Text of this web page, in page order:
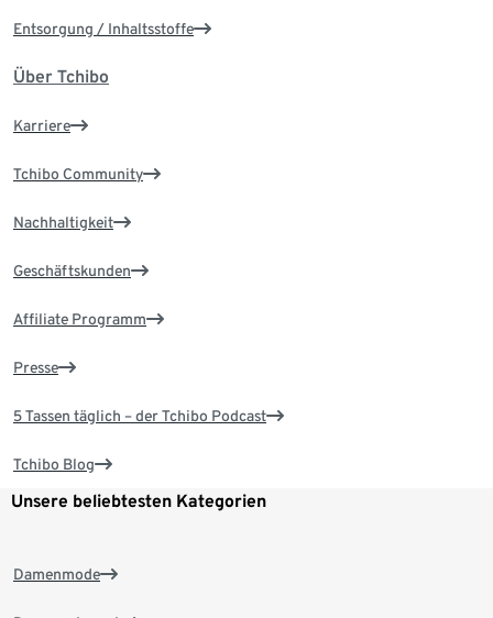
Entsorgung / Inhaltsstoffe
Über Tchibo
Karriere
Tchibo Community
Nachhaltigkeit
Geschäftskunden
Affiliate Programm
Presse
5 Tassen täglich – der Tchibo Podcast
Tchibo Blog
Unsere beliebtesten Kategorien
Damenmode